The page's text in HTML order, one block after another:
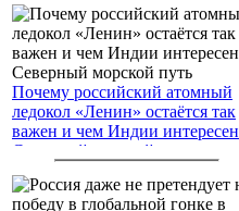
Почему российский атомный
ледокол «Ленин» остаётся так
важен и чем Индии интересен
Северный морской путь